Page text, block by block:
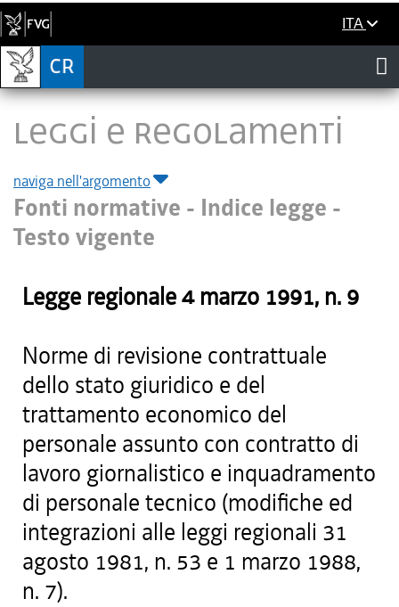
ITA
LEGGI E REGOLAMENTI
naviga nell'argomento
Fonti normative - Indice legge -
Testo vigente
Legge regionale4 marzo 1991, n. 9
Norme di revisione contrattuale
dello stato giuridico e del
trattamento economico del
personale assunto con contratto di
lavoro giornalistico e inquadramento
di personale tecnico (modifiche ed
integrazioni alle leggi regionali 31
agosto 1981, n. 53 e 1 marzo 1988,
n. 7).